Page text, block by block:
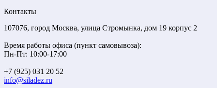
Контакты
107076, город Москва, улица Стромынка, дом 19 корпус 2
Время работы офиса (пункт самовывоза):
Пн-Пт: 10:00-17:00
+7 (925) 031 20 52
info@siladez.ru